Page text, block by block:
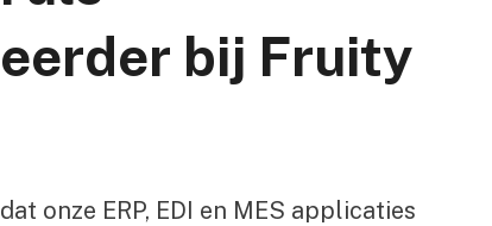
bij Fruity
onze ERP, EDI en MES applicaties